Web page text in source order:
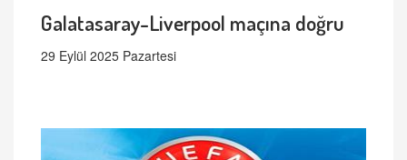
Galatasaray-Liverpool maçına doğru
29 Eylül 2025 Pazartesi